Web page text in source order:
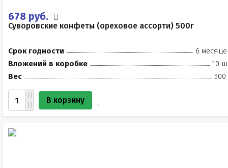
678 руб.
Суворовские конфеты (ореховое ассорти) 500г
Срок годности
6
Вложений в коробке
10
Вес
500
В корзину